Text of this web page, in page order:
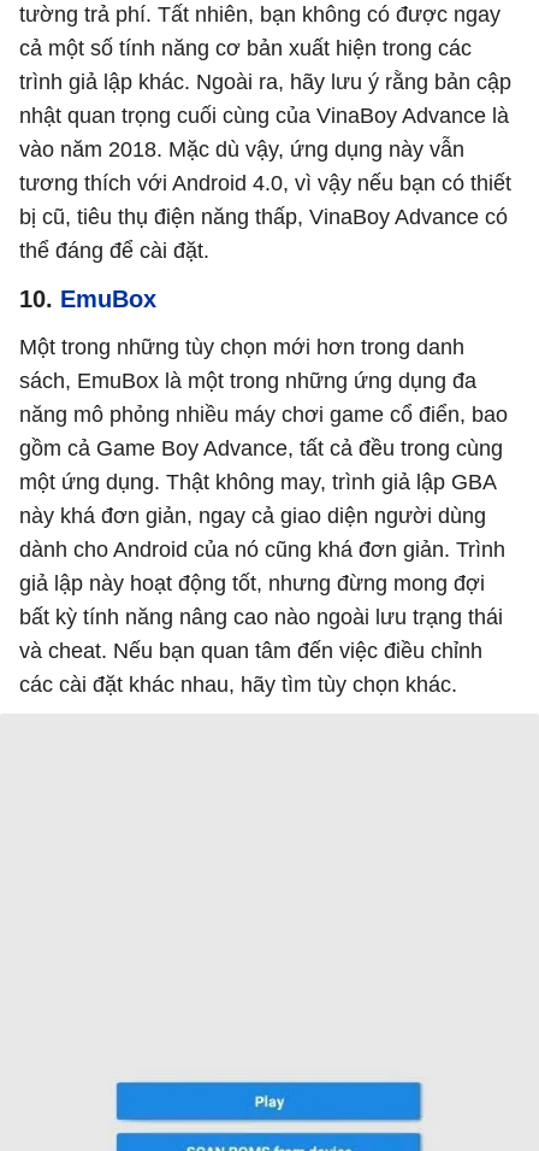
tường trả phí. Tất nhiên, bạn không có được ngay
cả một số tính năng cơ bản xuất hiện trong các
trình giả lập khác. Ngoài ra, hãy lưu ý rằng bản cập
nhật quan trọng cuối cùng của VinaBoy Advance là
vào năm 2018. Mặc dù vậy, ứng dụng này vẫn
tương thích với Android 4.0, vì vậy nếu bạn có thiết
bị cũ, tiêu thụ điện năng thấp, VinaBoy Advance có
thể đáng để cài đặt.
10. EmuBox
Một trong những tùy chọn mới hơn trong danh
sách, EmuBox là một trong những ứng dụng đa
năng mô phỏng nhiều máy chơi game cổ điển, bao
gồm cả Game Boy Advance, tất cả đều trong cùng
một ứng dụng. Thật không may, trình giả lập GBA
này khá đơn giản, ngay cả giao diện người dùng
dành cho Android của nó cũng khá đơn giản. Trình
giả lập này hoạt động tốt, nhưng đừng mong đợi
bất kỳ tính năng nâng cao nào ngoài lưu trạng thái
và cheat. Nếu bạn quan tâm đến việc điều chỉnh
các cài đặt khác nhau, hãy tìm tùy chọn khác.